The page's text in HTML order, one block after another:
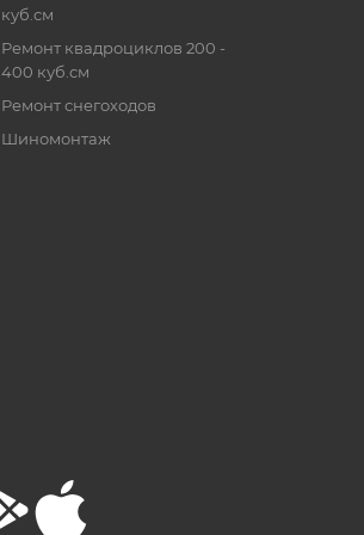
куб.см
Ремонт квадроциклов 200 -
400 куб.см
Ремонт снегоходов
Шиномонтаж